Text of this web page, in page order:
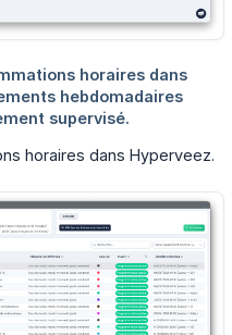
horaires dans Hyperveez.